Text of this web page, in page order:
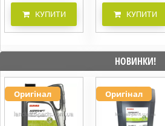
КУПИТИ КУПИТИ
НОВИНКИ!
Оригінал Оригінал